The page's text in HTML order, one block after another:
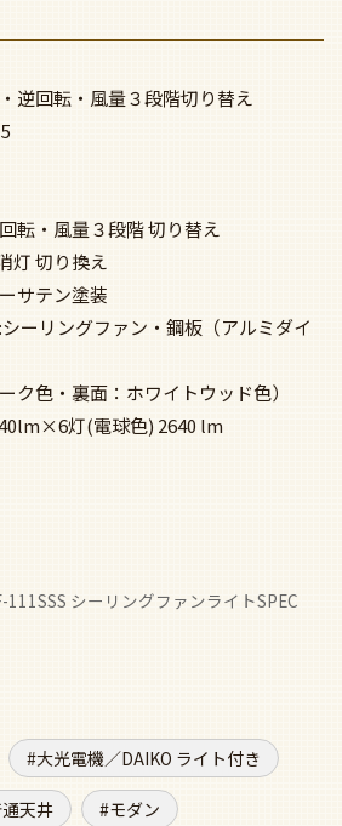
逆回転・風量３段階切り替え
・風量３段階 切り替え
切り換え
サテン塗装
ーリングファン・鋼板（アルミダイ
ク色・裏面：ホワイトウッド色）
灯(電球色) 2640 lm
天井 モダン
・スリムタイプ